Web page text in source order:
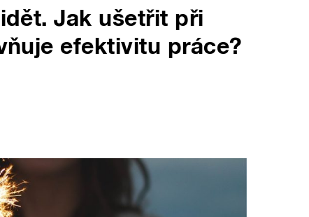
Jak ušetřit při
efektivitu práce?